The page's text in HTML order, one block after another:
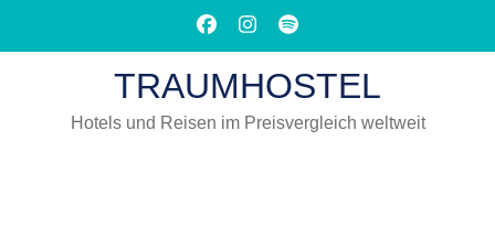
drücken)
TRAUMHOSTEL
Hotels und Reisen im Preisvergleich weltweit